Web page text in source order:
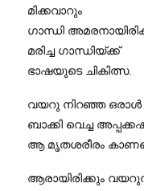
മിക്കവാറും
ഗാന്ധി
മരിച്ച ഗാന്ധിയ്ക്ക്
ഭാഷയുടെ ചികിത്സ.
വയറു നിറഞ്ഞ ഒരാൾ
ബാക്കി വെച്ച
ആ മൃതശരീരം
ആരായിരിക്കും